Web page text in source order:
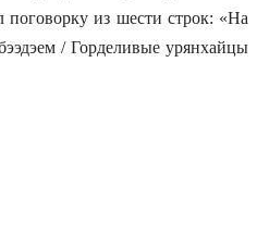
поговорку из шести строк: «На
/ Горделивые урянхайцы